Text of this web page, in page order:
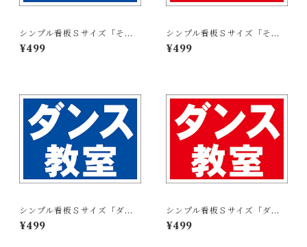
シンプル看板Ｓサイズ「そろ
ばん教室 白窓付（紺）」屋外
可【スクール・教室・塾】
¥499
シンプル看板Ｓサイズ「そろ
ばん教室 白窓付（赤）」屋外
可【スクール・教室・塾】
¥499
シンプル看板Ｓサイズ「ダン
ス教室（紺）」屋外可【スク
ール・教室・塾】
¥499
シンプル看板Ｓサイズ「ダン
ス教室（赤）」屋外可【スク
ール・教室・塾】
¥499